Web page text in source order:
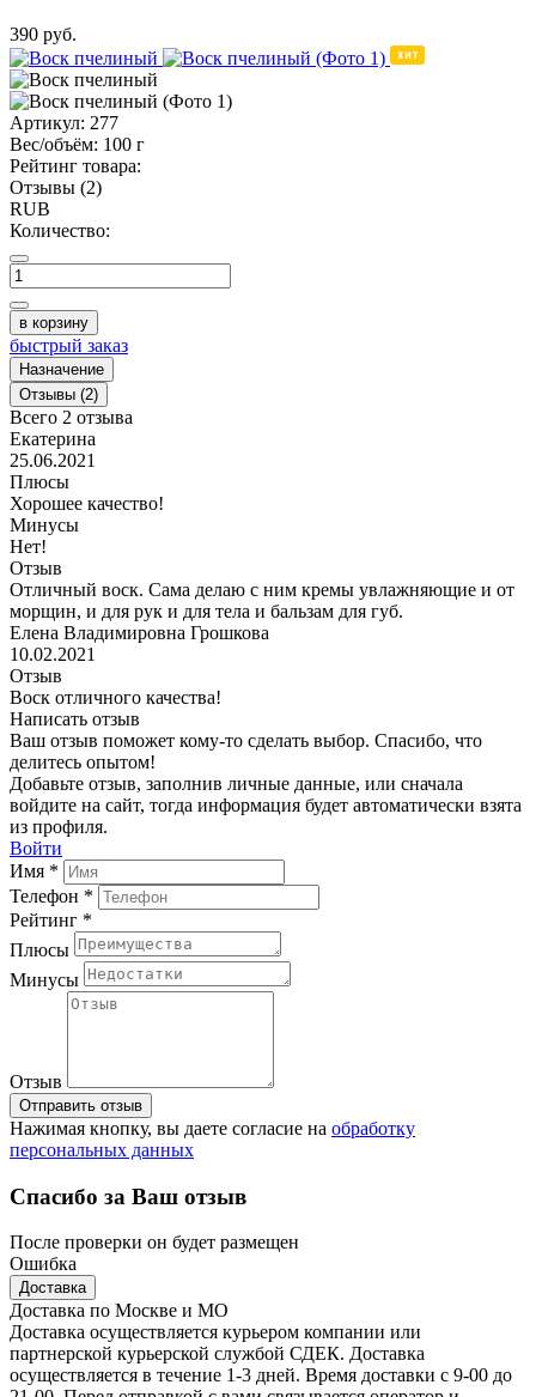
390 руб.
Артикул: 277
Вес/объём: 100 г
Рейтинг товара:
Отзывы (2)
RUB
Количество:
в корзину
быстрый заказ
Назначение
Отзывы (2)
Всего 2 отзыва
Екатерина
25.06.2021
Плюсы
Хорошее качество!
Минусы
Нет!
Отзыв
Отличный воск. Сама делаю с ним кремы увлажняющие и от
морщин, и для рук и для тела и бальзам для губ.
Елена Владимировна Грошкова
10.02.2021
Отзыв
Воск отличного качества!
Написать отзыв
Ваш отзыв поможет кому-то сделать выбор. Спасибо, что
делитесь опытом!
Добавьте отзыв, заполнив личные данные, или сначала
войдите на сайт, тогда информация будет автоматически взята
из профиля.
Войти
Имя *
Телефон *
Рейтинг *
Плюсы
Минусы
Отзыв
Отправить отзыв
Нажимая кнопку, вы даете согласие на обработку
персональных данных
Спасибо за Ваш отзыв
После проверки он будет размещен
Ошибка
Доставка
Доставка по Москве и МО
Доставка осуществляется курьером компании или
партнерской курьерской службой СДЕК. Доставка
осуществляется в течение 1-3 дней. Время доставки с 9-00 до